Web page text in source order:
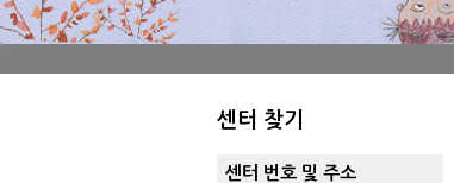
센터 찾기
센터 번호 및 주소